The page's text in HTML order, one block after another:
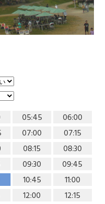
05:45
06:00
07:00
07:15
08:15
08:30
09:30
09:45
10:45
11:00
12:00
12:15